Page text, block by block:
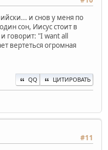
и снов у меня по
сон, Иисус стоит в
говорит: "I want all
вертеться огромная
QQ ЦИТИРОВАТЬ
#11